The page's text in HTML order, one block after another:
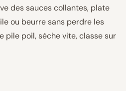
des sauces collantes, plate
ou beurre sans perdre les
pile poil, sèche vite, classe sur